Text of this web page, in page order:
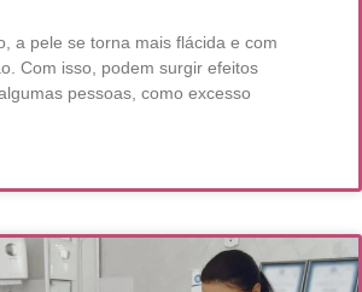
a pele se torna mais flácida e com
Com isso, podem surgir efeitos
pessoas, como excesso